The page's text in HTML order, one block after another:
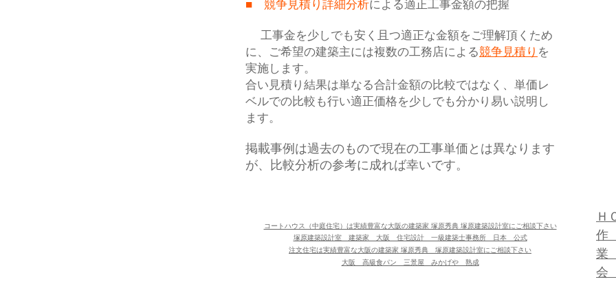
■ 競争見積り詳細分析による適正工事金額の把握
工事金を少しでも安く且つ適正な金額をご理解頂くため
に、ご希望の建築主には複数の工務店による競争見積り を
実施します。
合い見積り結果は単なる合計金額の比較ではなく、単価レ
ベルでの比較も行い適正価格を少しでも分かり易い説明し
ます。
掲載事例は過去のもので現在の工事単価とは異なります
が、比較分析の参考に成れば幸いです。
コートハウス（中庭住宅）は実績豊富な大阪の建築家 塚原秀典 塚原建築設計室にご相談下さい
塚原建築設計室 建築家 大阪 住宅設計 一級建築士事務所 日本 公式
注文住宅は実績豊富な大阪の建築家 塚原秀典　塚原建築設計室にご相談下さい
大阪 高級食パン 三景屋 みかげや 熟成
Ｈ